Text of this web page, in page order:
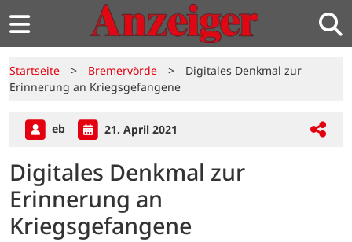
Startseite > Bremervörde >
Digitales Denkmal zur
Erinnerung an Kriegsgefangene
eb 21. April 2021
Digitales Denkmal zur
Erinnerung an
Kriegsgefangene